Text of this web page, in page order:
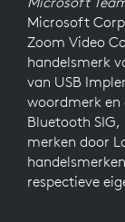
Microsoft
Zoom Video
handelsmerk
van USB
woordmerk en
Bluetooth
merken door
respectieve